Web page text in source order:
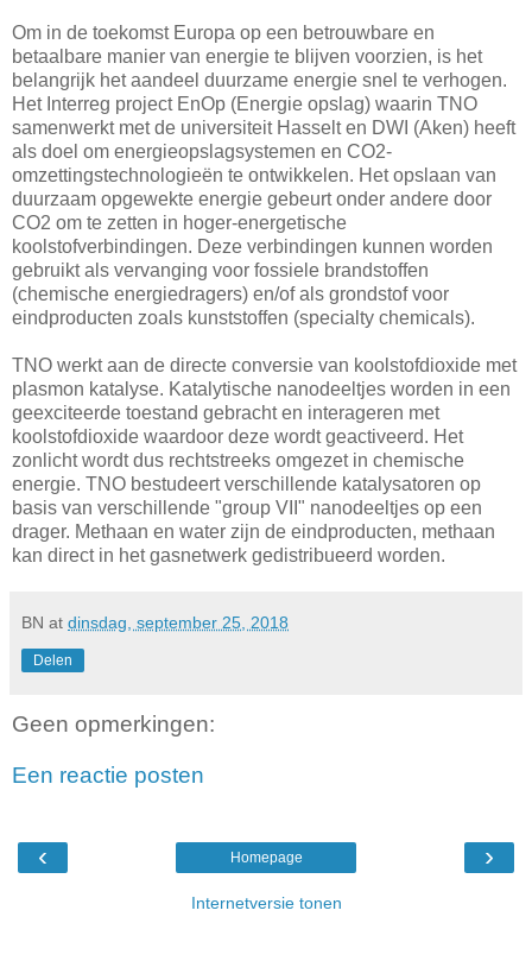
Om in de toekomst Europa op een betrouwbare en
betaalbare manier van energie te blijven voorzien, is het
belangrijk het aandeel duurzame energie snel te verhogen.
Het Interreg project EnOp (Energie opslag) waarin TNO
samenwerkt met de universiteit Hasselt en DWI (Aken) heeft
als doel om energieopslagsystemen en CO2-
omzettingstechnologieën te ontwikkelen. Het opslaan van
duurzaam opgewekte energie gebeurt onder andere door
CO2 om te zetten in hoger-energetische
koolstofverbindingen. Deze verbindingen kunnen worden
gebruikt als vervanging voor fossiele brandstoffen
(chemische energiedragers) en/of als grondstof voor
eindproducten zoals kunststoffen (specialty chemicals).
TNO werkt aan de directe conversie van koolstofdioxide met
plasmon katalyse. Katalytische nanodeeltjes worden in een
geexciteerde toestand gebracht en interageren met
koolstofdioxide waardoor deze wordt geactiveerd. Het
zonlicht wordt dus rechtstreeks omgezet in chemische
energie. TNO bestudeert verschillende katalysatoren op
basis van verschillende "group VII" nanodeeltjes op een
drager. Methaan en water zijn de eindproducten, methaan
kan direct in het gasnetwerk gedistribueerd worden.
BN at dinsdag, september 25, 2018
Delen
Geen opmerkingen:
Een reactie posten
‹ ›
Homepage
Internetversie tonen